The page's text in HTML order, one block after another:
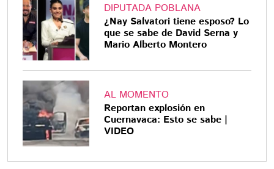
DIPUTADA POBLANA
¿Nay Salvatori tiene esposo? Lo
que se sabe de David Serna y
Mario Alberto Montero
AL MOMENTO
Reportan explosión en
Cuernavaca: Esto se sabe |
VIDEO